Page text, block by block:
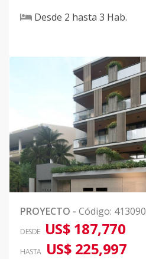
Desde 2 hasta 3 Hab.
PROYECTO - Código: 413090
DESDE US$ 187,770
HASTA US$ 225,997